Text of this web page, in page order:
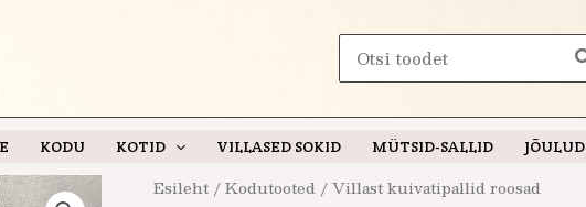
Search
for:
KODU KOTID VILLASED SOKID MÜTSID-SALLID JÕULUD
Esileht/Kodutooted/ Villast kuivatipallid roosad
Villast